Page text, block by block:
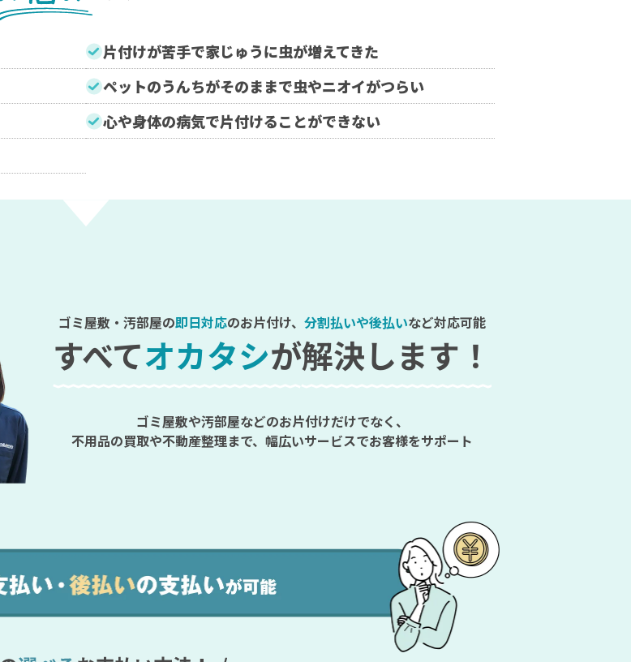
片付けが苦手で家じゅうに虫が増えてきた
ペットのうんちがそのままで虫やニオイがつらい
心や身体の病気で片付けることができない
ゴミ屋敷・汚部屋の即日対応のお片付け、 分割払いや後払いなど対応可能
すべてオカタシが解決します！
ゴミ屋敷や汚部屋などのお片付けだけでなく、
不用品の買取や不動産整理まで、幅広いサービスでお客様をサポート